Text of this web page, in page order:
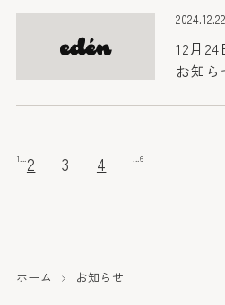
2024.12.22
12月
お知ら
1...2 3 4 ...6
ホーム お知らせ